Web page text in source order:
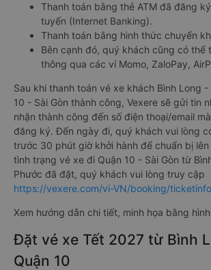
Thanh toán bằng thẻ ATM đã đăng
tuyến (Internet Banking).
Thanh toán bằng hình thức chuyển
Bên cạnh đó, quý khách cũng có thể
thông qua các ví Momo, ZaloPay,
Sau khi thanh toán vé xe khách Bình Long -
10 - Sài Gòn thành công, Vexere sẽ gửi tin
nhận thành công đến số điện thoại/email
đăng ký. Đến ngày đi, quý khách vui lòng
trước 30 phút giờ khởi hành để chuẩn bị
tình trạng vé xe đi Quận 10 - Sài Gòn từ
Phước đã đặt, quý khách vui lòng truy cập
https://vexere.com/vi-VN/booking/ticketinfo
Xem hướng dẫn chi tiết, minh họa bằng
Đặt vé xe Tết 2027 từ Bình
Quận 10